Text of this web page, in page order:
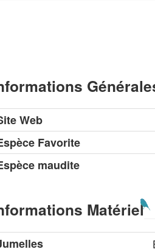
Web
Favorite
maudite
Matériel